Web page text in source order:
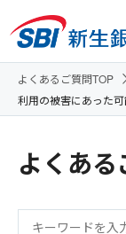
よくあるご質問TOP
利用の被害にあった
よくある